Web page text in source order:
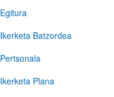
Egitura
Ikerketa Batzordea
Pertsonala
Ikerketa Plana